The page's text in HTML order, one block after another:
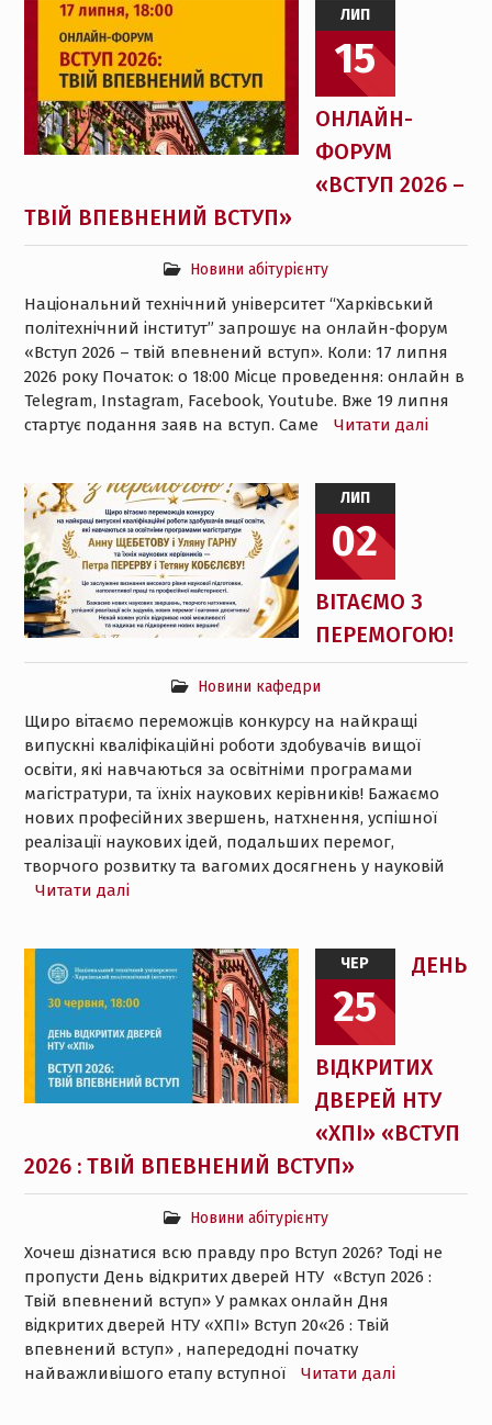
ЛИП
15
ОНЛАЙН-
ФОРУМ
«ВСТУП 2026 –
ТВІЙ ВПЕВНЕНИЙ ВСТУП»
Новини абітурієнту
Національний технічний університет “Харківський
політехнічний інститут” запрошує на онлайн-форум
«Вступ 2026 – твій впевнений вступ». Коли: 17 липня
2026 року Початок: о 18:00 Місце проведення: онлайн в
Telegram, Instagram, Facebook, Youtube. Вже 19 липня
стартує подання заяв на вступ. Саме
Читати далі
ЛИП
02
ВІТАЄМО З
ПЕРЕМОГОЮ!
Новини кафедри
Щиро вітаємо переможців конкурсу на найкращі
випускні кваліфікаційні роботи здобувачів вищої
освіти, які навчаються за освітніми програмами
магістратури, та їхніх наукових керівників! Бажаємо
нових професійних звершень, натхнення, успішної
реалізації наукових ідей, подальших перемог,
творчого розвитку та вагомих досягнень у науковій
Читати далі
ЧЕР
25
ДЕНЬ
ВІДКРИТИХ
ДВЕРЕЙ НТУ
«ХПІ» «ВСТУП
2026 : ТВІЙ ВПЕВНЕНИЙ ВСТУП»
Новини абітурієнту
Хочеш дізнатися всю правду про Вступ 2026? Тоді не
пропусти День відкритих дверей НТУ «Вступ 2026 :
Твій впевнений вступ» У рамках онлайн Дня
відкритих дверей НТУ «ХПІ» Вступ 20«26 : Твій
впевнений вступ» , напередодні початку
найважливішого етапу вступної
Читати далі